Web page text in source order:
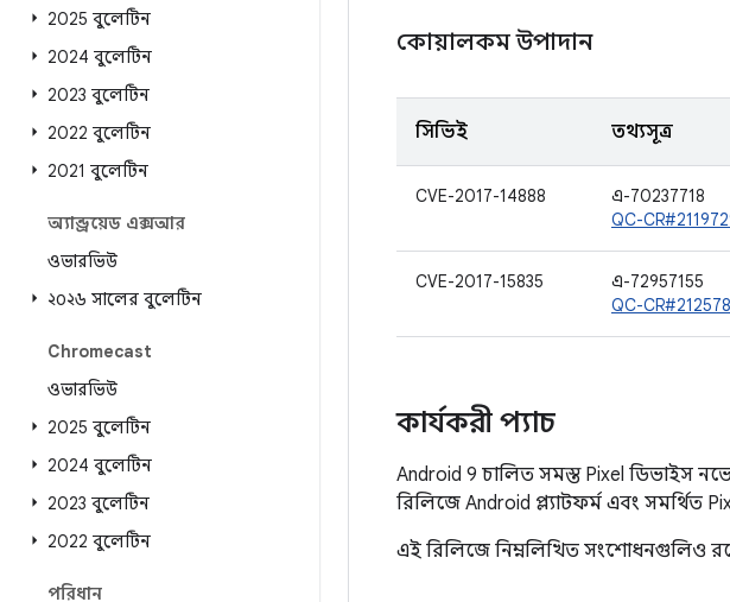
2025 বুলেটিন
2024 বুলেটিন
2023 বুলেটিন
2022 বুলেটিন
2021 বুলেটিন
অ্যান্ড্রয়েড এক্সআর
ওভারভিউ
২০২৬ সালের বুলেটিন
Chromecast
ওভারভিউ
2025 বুলেটিন
2024 বুলেটিন
2023 বুলেটিন
2022 বুলেটিন
পরিধান
কোয়ালকম উপাদান
সিভিই তথ্যসূত্র
CVE-2017-14888
এ-70237718
QC-
CVE-2017-15835
এ-72957155
QC-
কার্যকরী প্যাচ
Android 9 চালিত সমস্ত Pixel ডিভাইস
রিলিজে Android প্ল্যাটফর্ম এবং সমর্থিত
এই রিলিজে নিম্নলিখিত সংশোধনগুলিও